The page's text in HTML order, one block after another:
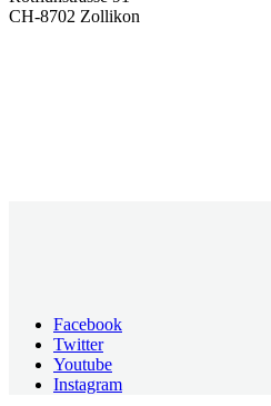
CH-8702 Zollikon
Facebook
Twitter
Youtube
Instagram